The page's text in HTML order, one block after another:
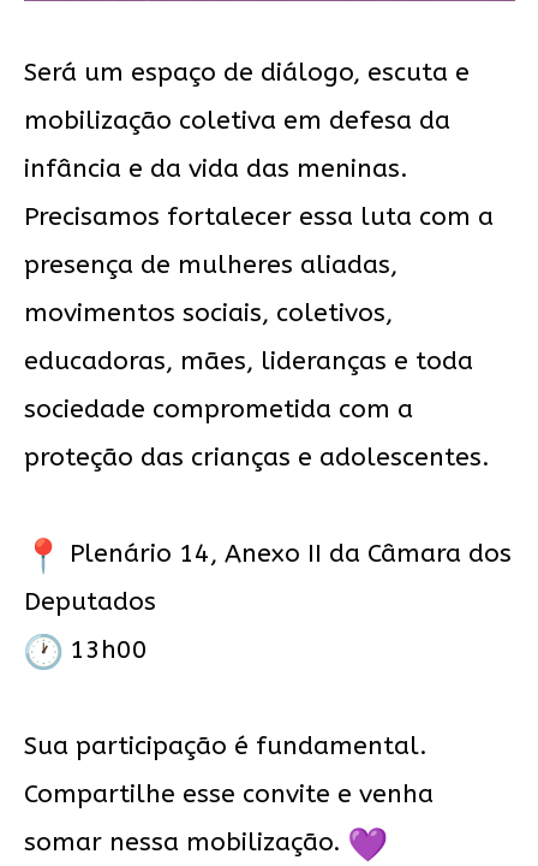
Será um espaço de diálogo, escuta e
mobilização coletiva em defesa da
infância e da vida das meninas.
Precisamos fortalecer essa luta com a
presença de mulheres aliadas,
movimentos sociais, coletivos,
educadoras, mães, lideranças e toda
sociedade comprometida com a
proteção das crianças e adolescentes.
Plenário 14, Anexo II da Câmara dos
Deputados
13h00
Sua participação é fundamental.
Compartilhe esse convite e venha
somar nessa mobilização.